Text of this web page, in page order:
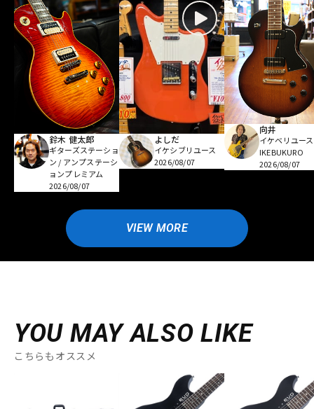
鈴木 健太郎
ギターズステーショ
ン / アンプステーシ
ョンプレミアム
2026/08/07
よしだ
イケシブリユース
2026/08/07
向井
イケベリユース
IKEBUKURO
2026/08/07
VIEW MORE
YOU MAY ALSO LIKE
こちらもオススメ